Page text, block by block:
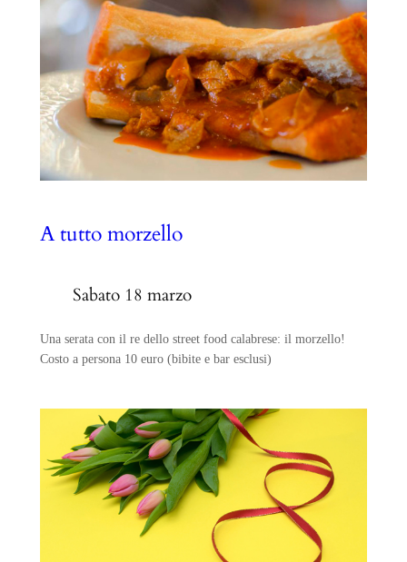
A tutto morzello
Sabato 18 marzo
Una serata con il re dello street food calabrese: il morzello!
Costo a persona 10 euro (bibite e bar esclusi)